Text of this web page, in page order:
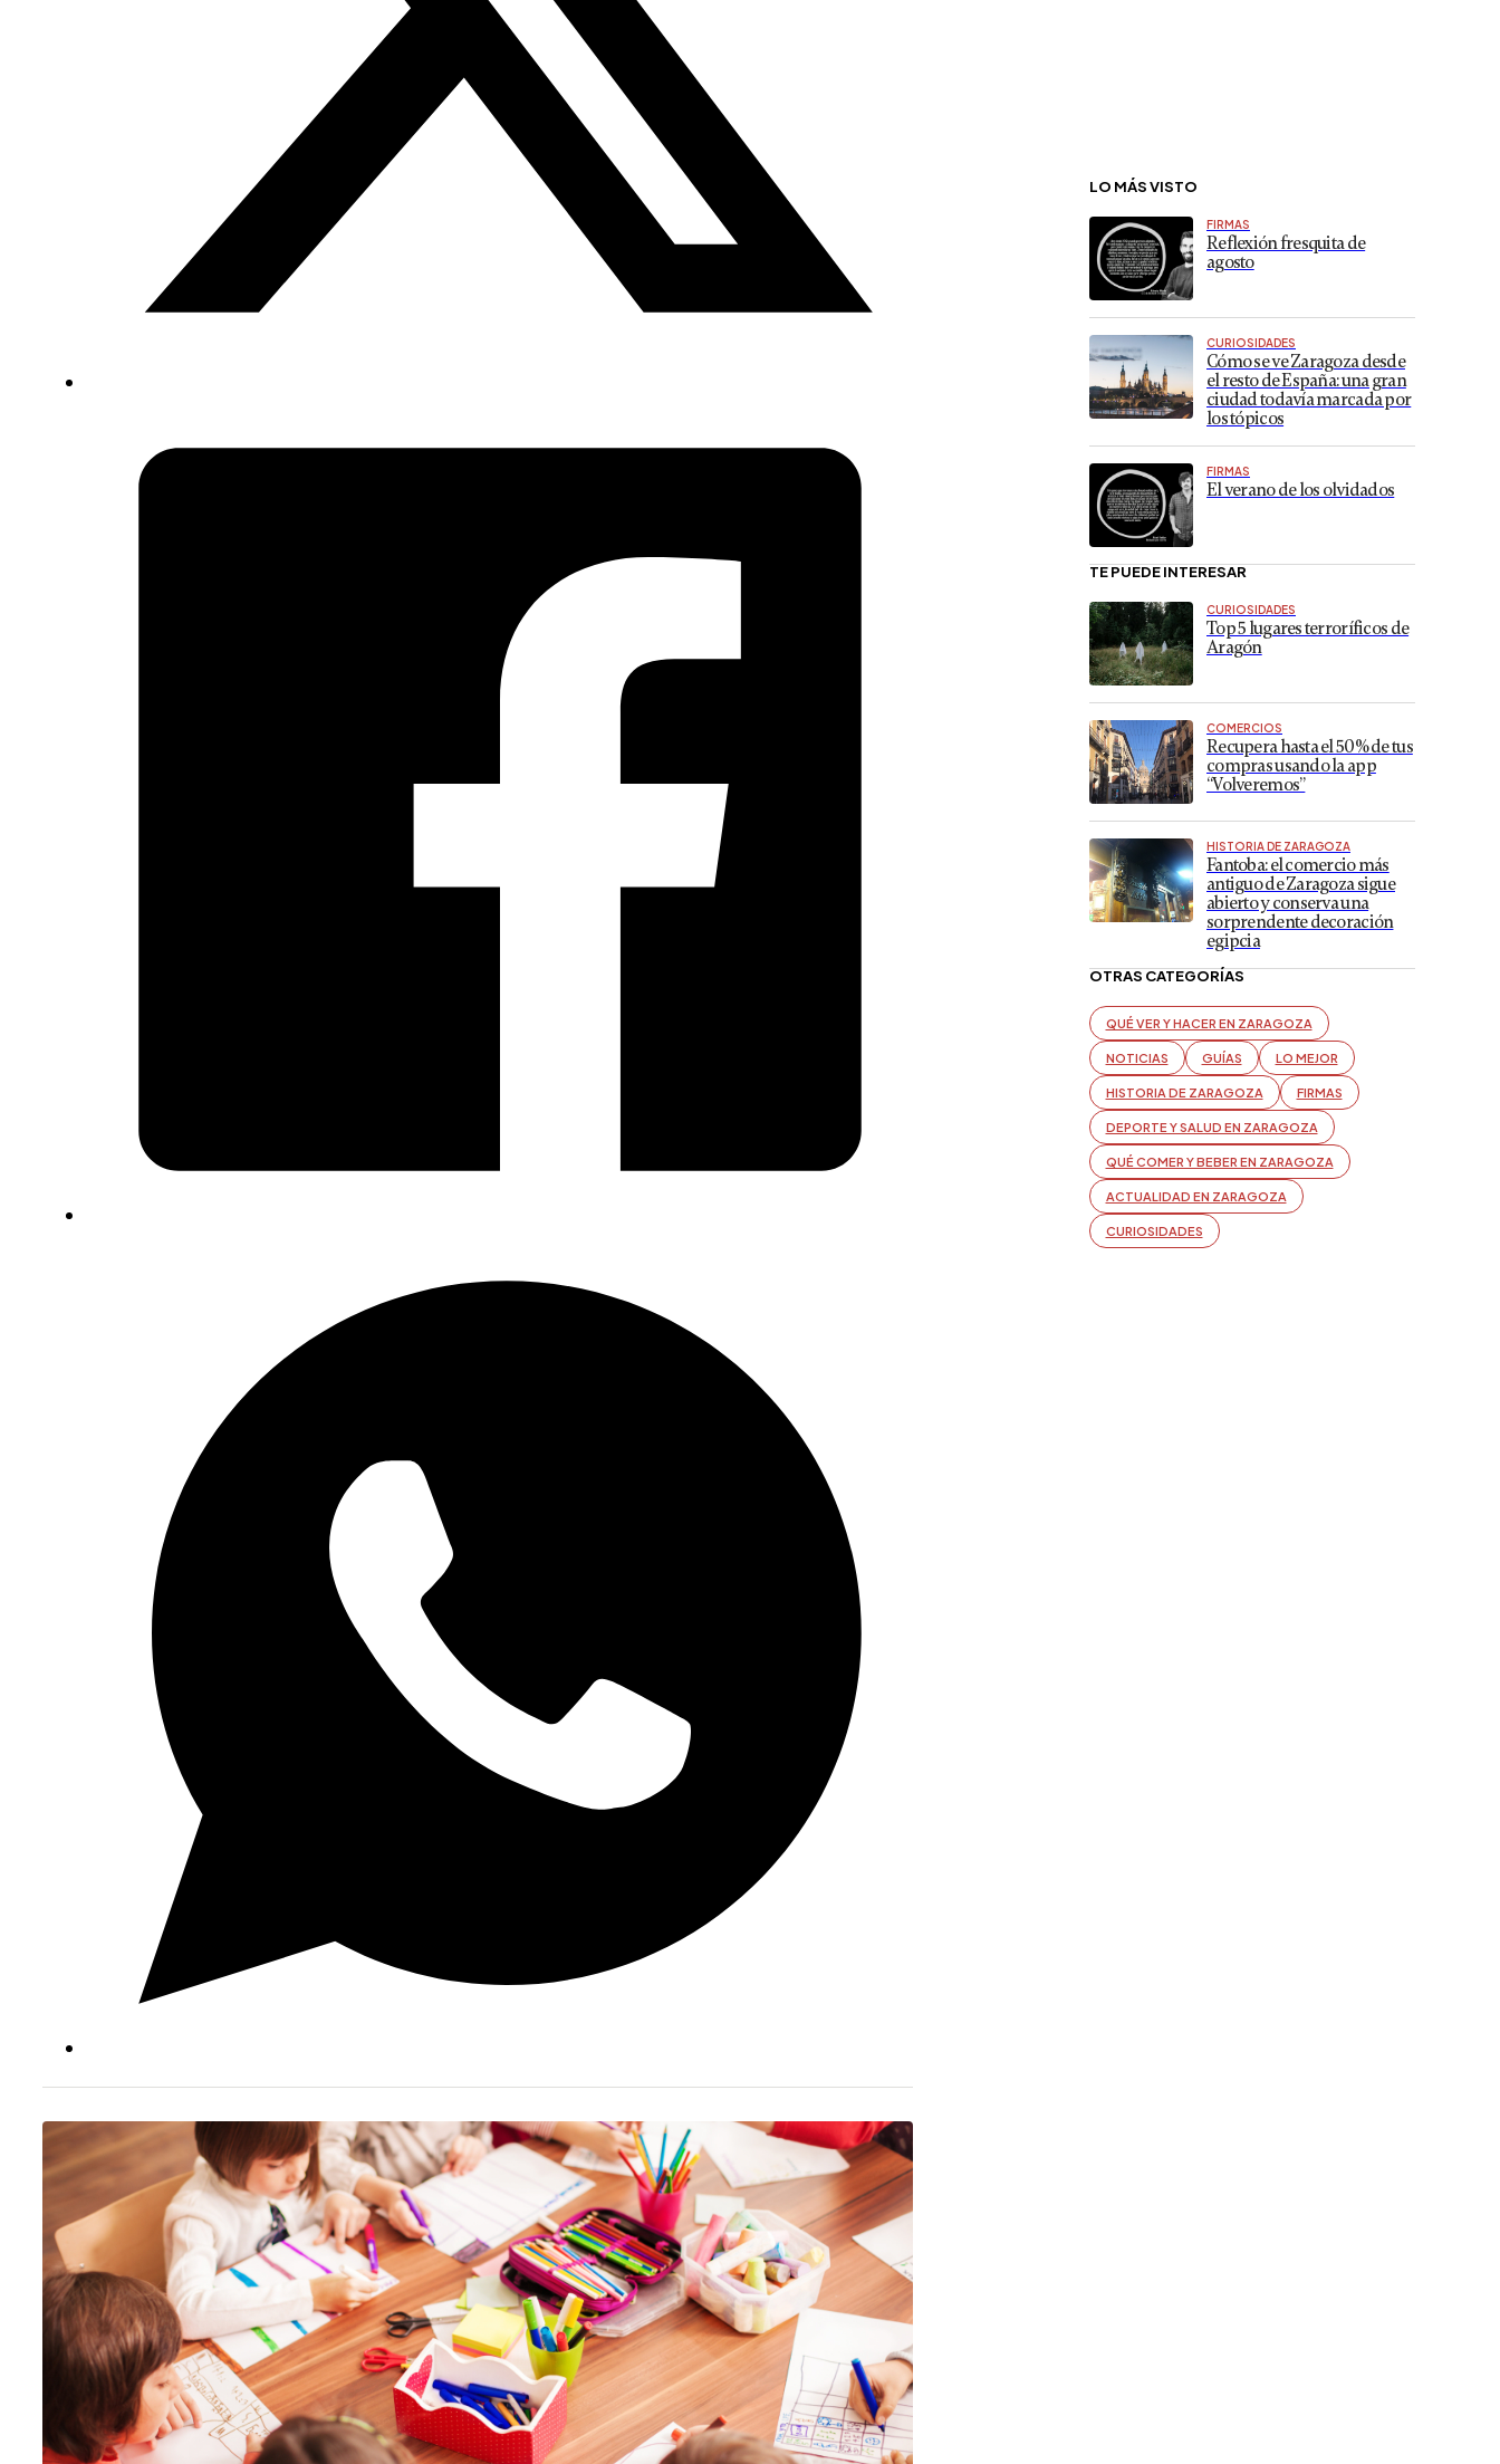
LO MÁS VISTO
FIRMAS
Reflexión fresquita de
agosto
CURIOSIDADES
Cómo se ve Zaragoza desde
el resto de España: una gran
ciudad todavía marcada por
los tópicos
FIRMAS
El verano de los olvidados
TE PUEDE INTERESAR
CURIOSIDADES
Top 5 lugares terroríficos de
Aragón
COMERCIOS
Recupera hasta el 50% de tus
compras usando la app
“Volveremos”
HISTORIA DE ZARAGOZA
Fantoba: el comercio más
antiguo de Zaragoza sigue
abierto y conserva una
sorprendente decoración
egipcia
OTRAS CATEGORÍAS
QUÉ VER Y HACER EN ZARAGOZA
NOTICIAS GUÍAS LO MEJOR
HISTORIA DE ZARAGOZA FIRMAS
DEPORTE Y SALUD EN ZARAGOZA
QUÉ COMER Y BEBER EN ZARAGOZA
ACTUALIDAD EN ZARAGOZA
CURIOSIDADES